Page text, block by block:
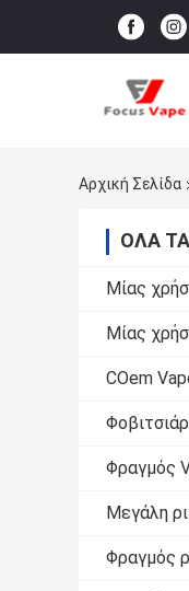
Αρχική Σελίδα
ΌΛΑ
Μίας
Μίας
COem
Φραγμός
Μεγάλη
Φραγμός